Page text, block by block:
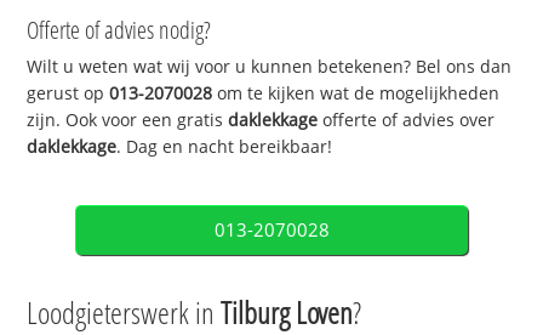
Offerte of advies nodig?
Wilt u weten wat wij voor u kunnen betekenen? Bel ons dan
gerust op013-2070028 om te kijken wat de mogelijkheden
zijn. Ook voor een gratisdaklekkage offerte of advies over
daklekkage. Dag en nacht bereikbaar!
013-2070028
Loodgieterswerk inTilburg Loven?